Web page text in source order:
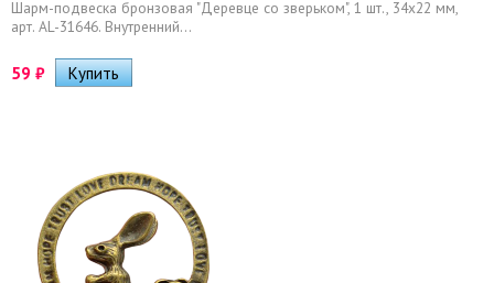
Шарм-подвеска бронзовая "Деревце со зверьком", 1 шт., 34х22 мм,
арт. AL-31646. Внутренний...
59 ₽